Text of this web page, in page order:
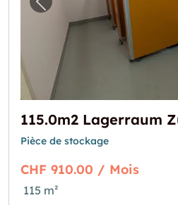
Image précédente
Pièce de stockage
CHF 910.00 / Mois
115 m²